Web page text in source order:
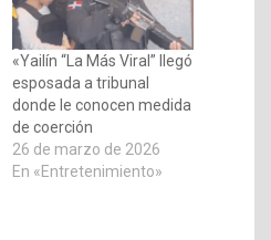
«Yailín “La Más Viral” llegó
esposada a tribunal
donde le conocen medida
de coerción
26 de marzo de 2026
En «Entretenimiento»